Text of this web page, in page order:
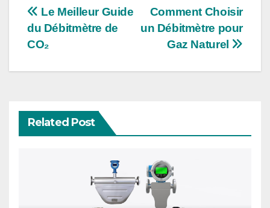
Post
navigation
Comment Choisir
un Débitmètre pour
Gaz Naturel
Le Meilleur Guide
du Débitmètre de
CO₂
Related Post